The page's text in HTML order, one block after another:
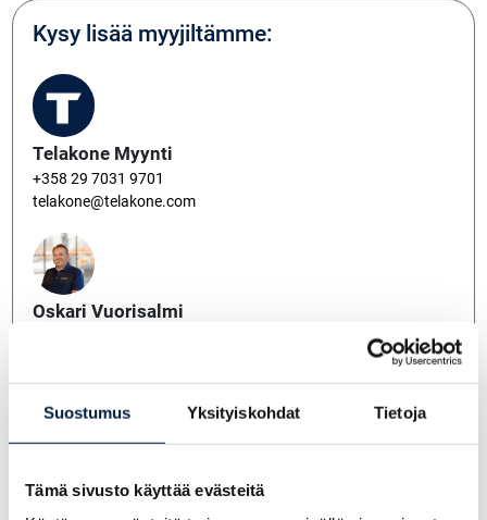
Suostumus Yksityiskohdat Tietoja
Tämä sivusto käyttää evästeitä
Kysy lisää myyjiltämme:
Telakone Myynti
+358 29 7031 9701
telakone@telakone.com
Oskari Vuorisalmi
+358 400 867 730